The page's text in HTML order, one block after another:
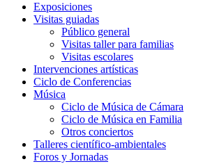
Exposiciones
Visitas guiadas
Público general
Visitas taller para familias
Visitas escolares
Intervenciones artísticas
Ciclo de Conferencias
Música
Ciclo de Música de Cámara
Ciclo de Música en Familia
Otros conciertos
Talleres científico-ambientales
Foros y Jornadas